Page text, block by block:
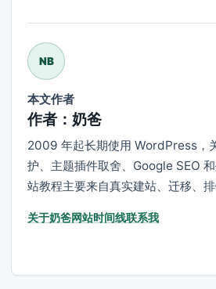
NB
本文作者
作者：奶爸
2009 年起长期使用 WordPress，
护、主题插件取舍、Google SEO
站教程主要来自真实建站、迁移、排
关于奶爸网站时间线联系我